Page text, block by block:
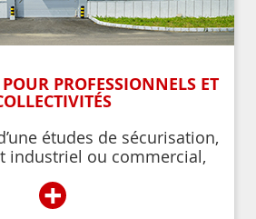
PROFESSIONNELS ET
études de sécurisation,
industriel ou commercial,
+